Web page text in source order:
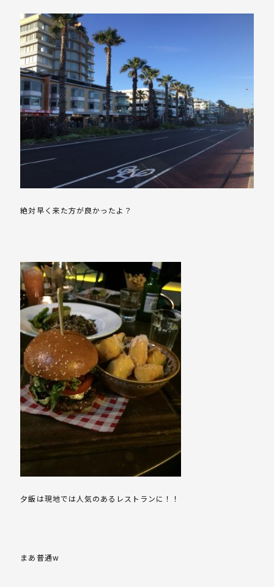
絶対早く来た方が良かったよ？
夕飯は現地では人気のあるレストランに！！
まあ普通w